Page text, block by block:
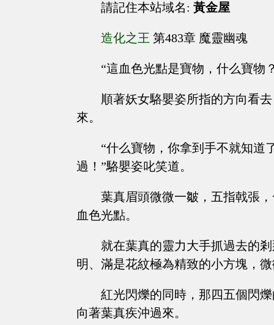
請記住本站域名: 黃金屋
造化之王 第483章 魔靈幽魂
“這血色光點是寶物，什么寶物
順著妖女駱嬰姿所指的方向看
來。
“什么寶物，你拿到手不就知道
過！”駱嬰姿叱笑道。
葉真眉頭微微一皺，五指戟張
血色光點。
就在葉真的靈力大手抓過去的
明、滿是花紋極為精致的小方塊，
紅光閃爍的同時，那四五個閃
向著葉真疾沖過來。